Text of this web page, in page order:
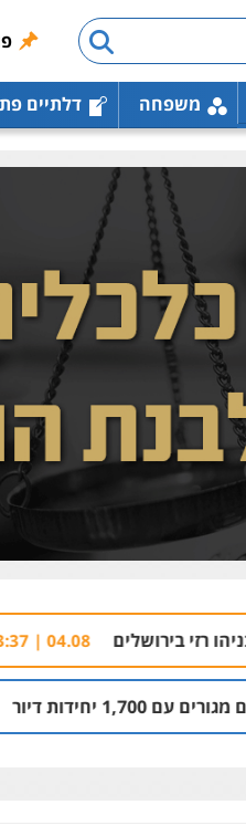
משפחה דלתיים
04.08 | 13:37 עורך דין נורה
03.08 | 14:00